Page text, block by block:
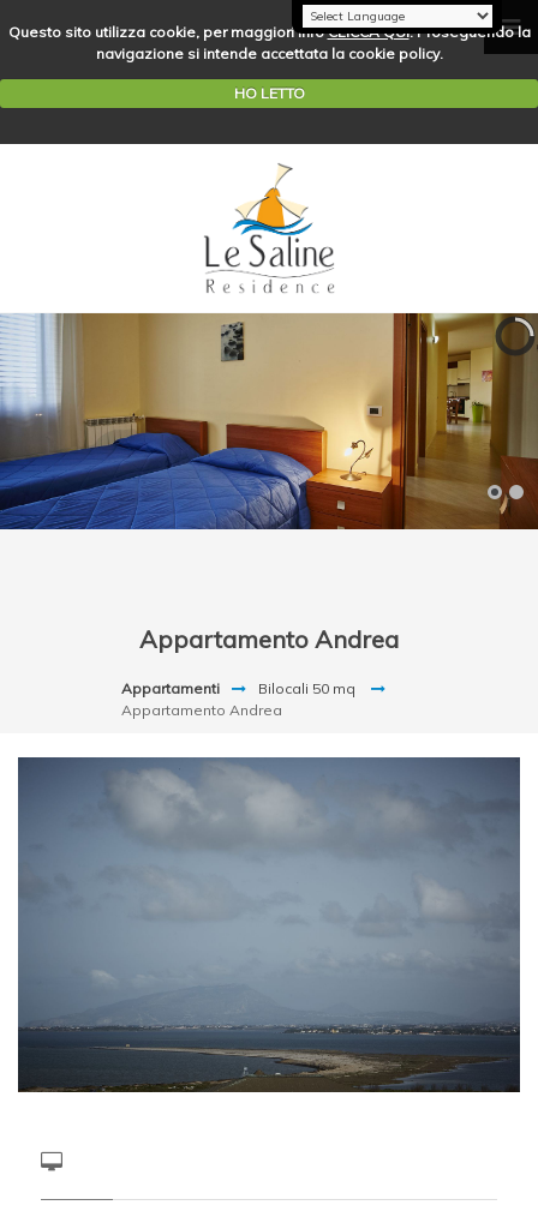
Questo sito utilizza cookie, per maggiori infoCLICCA QUI. Proseguendo la
navigazione si intende accettata la cookie policy.
HO LETTO
Appartamento Andrea
Appartamenti
Bilocali 50 mq
Appartamento Andrea